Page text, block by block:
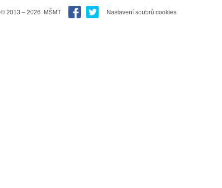
© 2013 – 2026 MŠMT Nastavení soubrů cookies